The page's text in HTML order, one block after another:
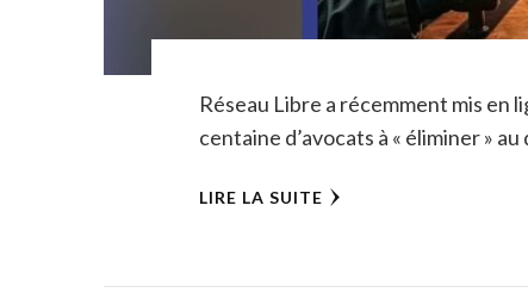
Réseau Libre a récemment mis en
centaine d’avocats à « éliminer »
LIRE LA SUITE